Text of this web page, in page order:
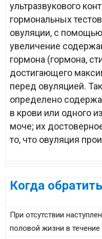
ультразвукового
гормональных
овуляции, с
увеличение
гормона (гормона,
достигающего
перед овуляцией.
определено
в крови или одного
моче; их
то, что овуляция
Когда
При отсутствии
половой жизни в